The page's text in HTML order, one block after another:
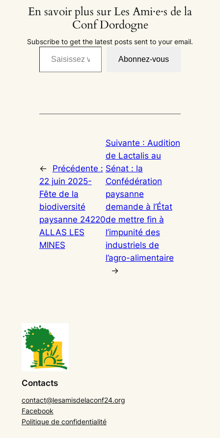
En savoir plus sur Les Ami·e·s de la
Conf Dordogne
Subscribe to get the latest posts sent to your email.
Saisissez votre adresse e-mail…
Abonnez-vous
←
Précédente :
22 juin 2025-
Fête de la
biodiversité
paysanne 24220
ALLAS LES
MINES
Suivante : Audition
de Lactalis au
Sénat : la
Confédération
paysanne
demande à l’État
de mettre fin à
l’impunité des
industriels de
l’agro-alimentaire
→
Contacts
contact@lesamisdelaconf24.org
Facebook
Politique de confidentialité